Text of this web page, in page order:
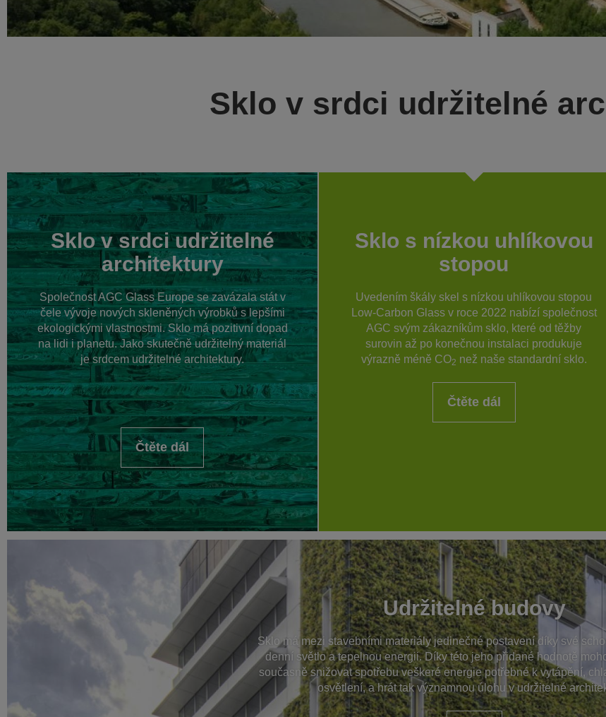
Sklo v srdci udržitelné
Sklo v srdci udržitelné
architektury
Společnost AGC Glass Europe se zavázala stát v
čele vývoje nových skleněných výrobků s lepšími
ekologickými vlastnostmi. Sklo má pozitivní dopad
na lidi i planetu. Jako skutečně udržitelný materiál
je srdcem udržitelné architektury.
Čtěte dál
Sklo s nízkou uhlíkovou
stopou
Uvedením škály skel s nízkou uhlíkovou stopou
Low-Carbon Glass v roce 2022 nabízí společnost
AGC svým zákazníkům sklo, které od těžby
surovin až po konečnou instalaci produkuje
výrazně méně CO2 než naše standardní sklo.
Čtěte dál
Udržitelné budovy
Sklo má mezi stavebními materiály jedinečné postavení díky své
denní světlo a tepelnou energii. Díky této jeho přidané hodnotě
současně snižovat spotřebu veškeré energie potřebné k vytápění,
osvětlení, a hrát tak významnou úlohu v udržitelné